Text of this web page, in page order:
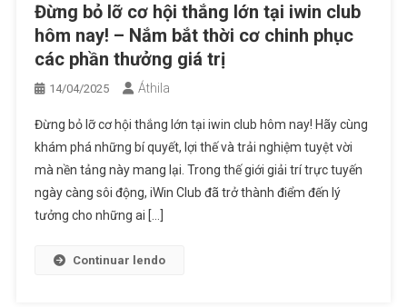
Đừng bỏ lỡ cơ hội thắng lớn tại iwin club
hôm nay! – Nắm bắt thời cơ chinh phục
các phần thưởng giá trị
14/04/2025 Áthila
Đừng bỏ lỡ cơ hội thắng lớn tại iwin club hôm nay! Hãy cùng
khám phá những bí quyết, lợi thế và trải nghiệm tuyệt vời
mà nền tảng này mang lại. Trong thế giới giải trí trực tuyến
ngày càng sôi động, iWin Club đã trở thành điểm đến lý
tưởng cho những ai […]
Continuar lendo